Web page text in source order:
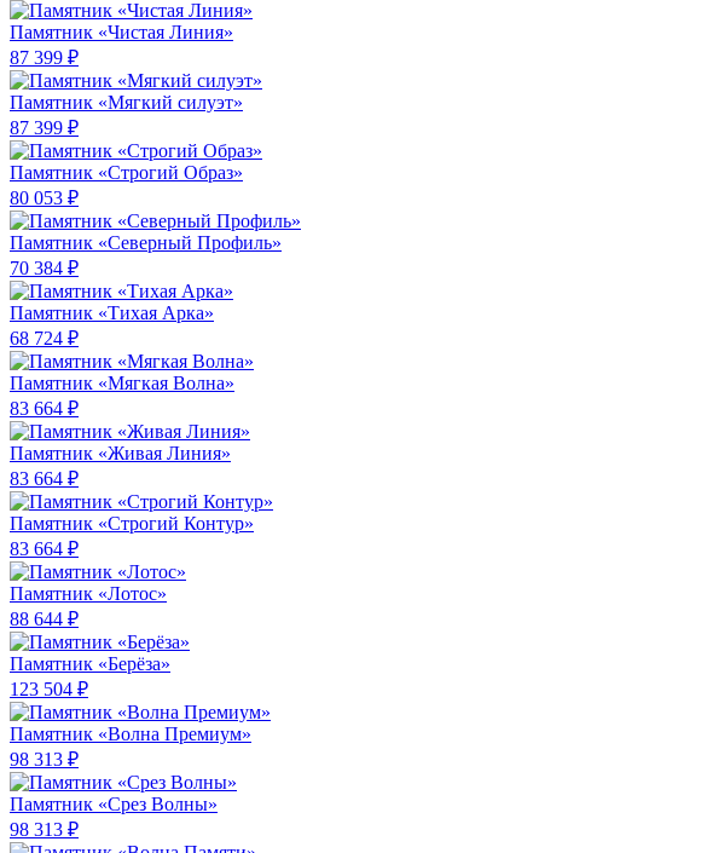
Памятник «Чистая Линия»
87 399 ₽
Памятник «Мягкий силуэт»
87 399 ₽
Памятник «Строгий Образ»
80 053 ₽
Памятник «Северный Профиль»
70 384 ₽
Памятник «Тихая Арка»
68 724 ₽
Памятник «Мягкая Волна»
83 664 ₽
Памятник «Живая Линия»
83 664 ₽
Памятник «Строгий Контур»
83 664 ₽
Памятник «Лотос»
88 644 ₽
Памятник «Берёза»
123 504 ₽
Памятник «Волна Премиум»
98 313 ₽
Памятник «Срез Волны»
98 313 ₽